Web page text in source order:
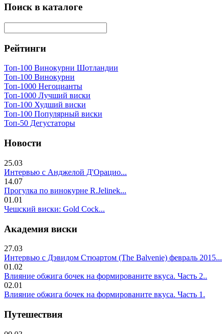
Поиск в каталоге
Рейтинги
Топ-100 Винокурни Шотландии
Топ-100 Винокурни
Топ-1000 Негоцианты
Топ-1000 Лучший виски
Топ-100 Худший виски
Топ-100 Популярный виски
Топ-50 Дегустаторы
Новости
25.03
Интервью с Анджелой Д'Орацио...
14.07
Прогулка по винокурне R.Jelinek...
01.01
Чешский виски: Gold Cock...
Академия виски
27.03
Интервью с Дэвидом Стюартом (The Balvenie) февраль 2015...
01.02
Влияние обжига бочек на формированите вкуса. Часть 2..
02.01
Влияние обжига бочек на формированите вкуса. Часть 1.
Путешествия